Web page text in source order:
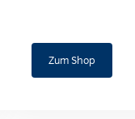
Zum Shop